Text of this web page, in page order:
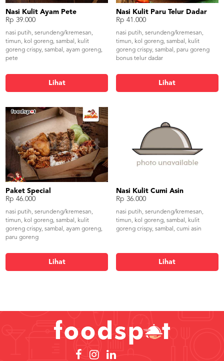
Nasi Kulit Ayam Pete
Rp 39.000
nasi putih, serundeng/kremesan,
timun, kol goreng, sambal, kulit
goreng crispy, sambal, ayam goreng,
pete
Lihat
Nasi Kulit Paru Telur Dadar
Rp 41.000
nasi putih, serundeng/kremesan,
timun, kol goreng, sambal, kulit
goreng crispy, sambal, paru goreng
bonus telur dadar
Lihat
Paket Special
Rp 46.000
nasi putih, serundeng/kremesan,
timun, kol goreng, sambal, kulit
goreng crispy, sambal, ayam goreng,
paru goreng
Lihat
Nasi Kulit Cumi Asin
Rp 36.000
nasi putih, serundeng/kremesan,
timun, kol goreng, sambal, kulit
goreng crispy, sambal, cumi asin
Lihat